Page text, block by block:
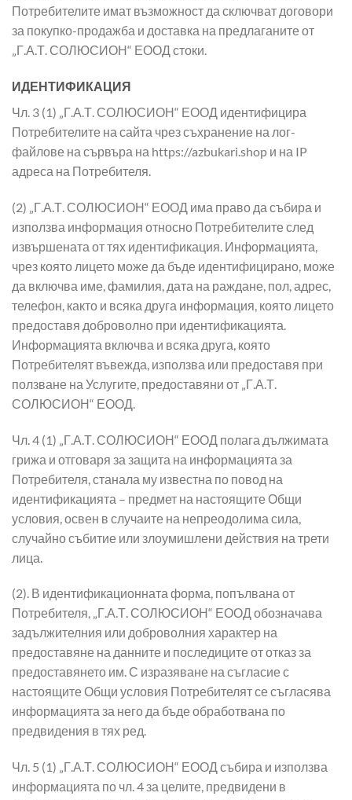
Потребителите имат възможност да сключват договори
за покупко-продажба и доставка на предлаганите от
„Г.А.Т. СОЛЮСИОН“ ЕООД стоки.
ИДЕНТИФИКАЦИЯ
Чл. 3 (1) „Г.А.Т. СОЛЮСИОН“ ЕООД идентифицира
Потребителите на сайта чрез съхранение на лог-
файлове на сървъра на https://azbukari.shop и на IP
адреса на Потребителя.
(2) „Г.А.Т. СОЛЮСИОН“ ЕООД има право да събира и
използва информация относно Потребителите след
извършената от тях идентификация. Информацията,
чрез която лицето може да бъде идентифицирано, може
да включва име, фамилия, дата на раждане, пол, адрес,
телефон, както и всяка друга информация, която лицето
предоставя доброволно при идентификацията.
Информацията включва и всяка друга, която
Потребителят въвежда, използва или предоставя при
ползване на Услугите, предоставяни от „Г.А.Т.
СОЛЮСИОН“ ЕООД.
Чл. 4 (1) „Г.А.Т. СОЛЮСИОН“ ЕООД полага дължимата
грижа и отговаря за защита на информацията за
Потребителя, станала му известна по повод на
идентификацията – предмет на настоящите Общи
условия, освен в случаите на непреодолима сила,
случайно събитие или злоумишлени действия на трети
лица.
(2). В идентификационната форма, попълвана от
Потребителя, „Г.А.Т. СОЛЮСИОН“ ЕООД обозначава
задължителния или доброволния характер на
предоставяне на данните и последиците от отказ за
предоставянето им. С изразяване на съгласие с
настоящите Общи условия Потребителят се съгласява
информацията за него да бъде обработвана по
предвидения в тях ред.
Чл. 5 (1) „Г.А.Т. СОЛЮСИОН“ ЕООД събира и използва
информацията по чл. 4 за целите, предвидени в